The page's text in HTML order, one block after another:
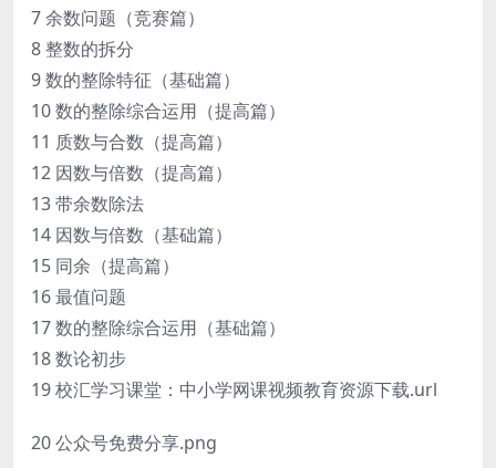
7 余数问题（竞赛篇）
8 整数的拆分
9 数的整除特征（基础篇）
10 数的整除综合运用（提高篇）
11 质数与合数（提高篇）
12 因数与倍数（提高篇）
13 带余数除法
14 因数与倍数（基础篇）
15 同余（提高篇）
16 最值问题
17 数的整除综合运用（基础篇）
18 数论初步
19 校汇学习课堂：中小学网课视频教育资源下载.url
20 公众号免费分享.png